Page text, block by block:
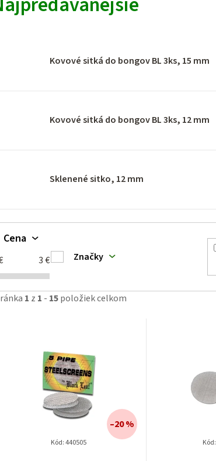
Kovové sitká do bongov BL 3ks, 15 mm
Kovové sitká do bongov BL 3ks, 12 mm
Sklenené sitko, 12 mm
1 z 1 - 15položiek celkom
Cena
3€ Značky
–20 %
Kód:440505 Kód: